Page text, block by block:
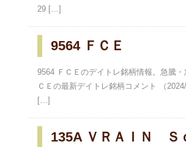
29 […]
9564 ＦＣＥ
9564 ＦＣＥのデイトレ銘柄情報。急騰
ＣＥの最新デイトレ銘柄コメント （
[…]
135A ＶＲＡＩＮ Ｓ